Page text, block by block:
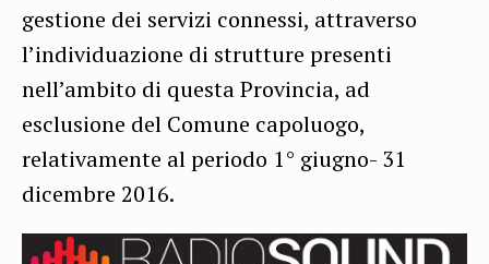
gestione dei servizi connessi, attraverso
l’individuazione di strutture presenti
nell’ambito di questa Provincia, ad
esclusione del Comune capoluogo,
relativamente al periodo 1° giugno- 31
dicembre 2016.